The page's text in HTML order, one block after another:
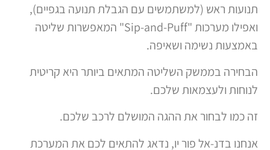
תנועות ראש (למשתמשים עם הגבלת תנועה בגפיים),
ואפילו מערכות "Sip-and-Puff" המאפשרות שליטה
באמצעות נשימה ושאיפה.
הבחירה בממשק השליטה המתאים ביותר היא קריטית
לנוחות ולעצמאות שלכם.
זה כמו לבחור את ההגה המושלם לרכב שלכם.
אנחנו בדנ-אל פור יו, נדאג להתאים לכם את המערכת